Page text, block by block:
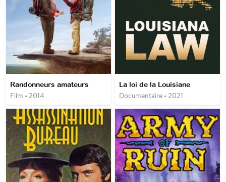
Randonneurs amateurs
Film • 2014
La loi de la Louisiane
Documentaire • 2021